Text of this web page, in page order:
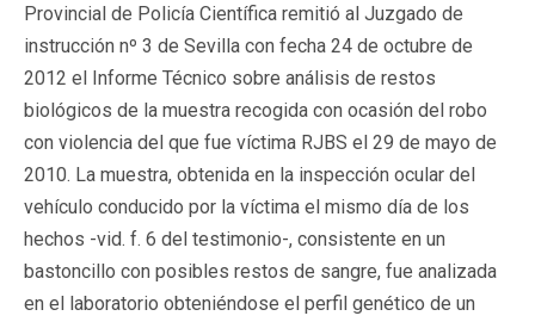
Provincial de Policía Científica remitió al Juzgado de
instrucción nº 3 de Sevilla con fecha 24 de octubre de
2012 el Informe Técnico sobre análisis de restos
biológicos de la muestra recogida con ocasión del robo
con violencia del que fue víctima RJBS el 29 de mayo de
2010. La muestra, obtenida en la inspección ocular del
vehículo conducido por la víctima el mismo día de los
hechos -vid. f. 6 del testimonio-, consistente en un
bastoncillo con posibles restos de sangre, fue analizada
en el laboratorio obteniéndose el perfil genético de un